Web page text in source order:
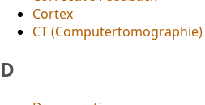
Cortex
CT (Computertomographie)
D